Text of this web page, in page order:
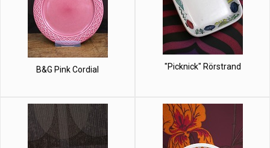
B&G Pink Cordial "Picknick" Rörstrand